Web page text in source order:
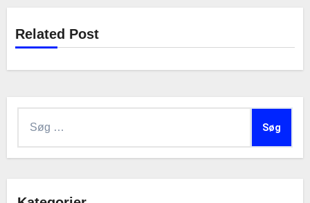
Related Post